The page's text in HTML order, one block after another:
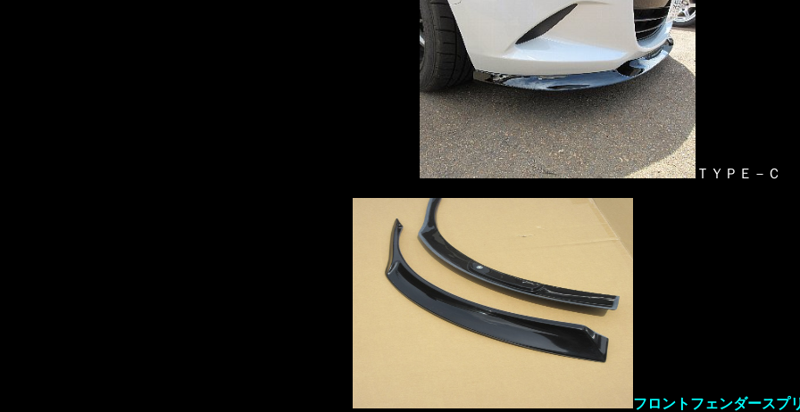
ＴＹＰＥ－Ｃ
フロントフェンダースプ